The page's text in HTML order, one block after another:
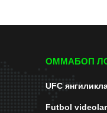
ОММАБОП
UFC
Futbol